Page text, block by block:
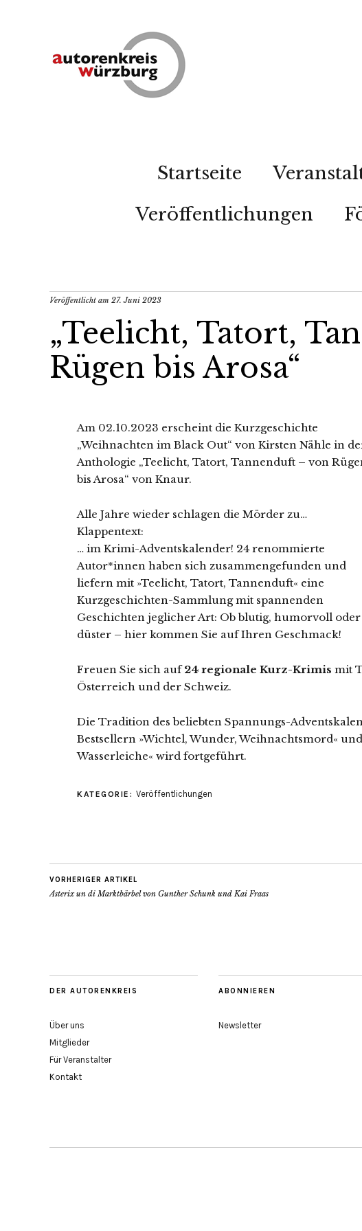
Startseite
Veröffentlichungen
Veröffentlicht am 27. Juni 2023
„Teelicht, Tatort,
Rügen bis Arosa“
Am 02.10.2023 erscheint die Kurzgeschichte
„Weihnachten im Black Out“ von Kirsten Nähle in
Anthologie „Teelicht, Tatort, Tannenduft – von
bis Arosa“ von Knaur.
Alle Jahre wieder schlagen die Mörder zu…
Klappentext:
… im Krimi-Adventskalender! 24 renommierte
Autor*innen haben sich zusammengefunden und
liefern mit »Teelicht, Tatort, Tannenduft« eine
Kurzgeschichten-Sammlung mit spannenden
Geschichten jeglicher Art: Ob blutig, humorvoll oder
düster – hier kommen Sie auf Ihren Geschmack!
Freuen Sie sich auf24 regionale Kurz-Krimis mit
Österreich und der Schweiz.
Die Tradition des beliebten Spannungs-
Bestsellern »Wichtel, Wunder, Weihnachtsmord«
Wasserleiche« wird fortgeführt.
KATEGORIE: Veröffentlichungen
VORHERIGER ARTIKEL
Asterix un di Marktbärbel von Gunther Schunk und Kai Fraas
DER AUTORENKREIS
Über uns
Mitglieder
Für Veranstalter
Kontakt
ABONNIEREN
Newsletter